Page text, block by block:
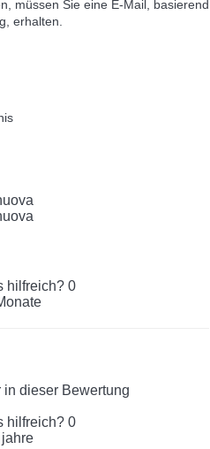
müssen Sie eine E-Mail, basierend
erhalten.
hilfreich? 0
in dieser Bewertung
hilfreich? 0
jahre